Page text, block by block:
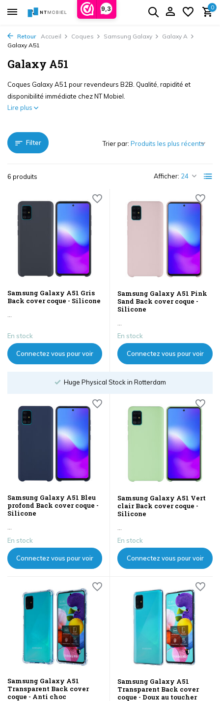
9,3 0
Retour Accueil Coques Samsung Galaxy
Galaxy A
Galaxy A51
Galaxy A51
Coques Galaxy A51 pour revendeurs B2B. Qualité, rapidité et
disponibilité immédiate chez NT Mobiel.
Lire plus
Filter
6 produits Afficher:
Trier par:
Samsung Galaxy A51 Gris
Back cover coque - Silicone
En stock
Connectez vous pour voir
Samsung Galaxy A51 Pink
Sand Back cover coque -
Silicone
En stock
Connectez vous pour voir
Stock in Rotterdam
Samsung Galaxy A51 Bleu
profond Back cover coque -
Silicone
...
En stock
Connectez vous pour voir
Samsung Galaxy A51 Vert
clair Back cover coque -
Silicone
...
En stock
Connectez vous pour voir
Samsung Galaxy A51
Transparent Back cover
coque - Anti choc
Samsung Galaxy A51
Transparent Back cover
coque - Doux au toucher